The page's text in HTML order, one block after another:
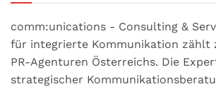
comm:unications - Consulting &
für integrierte Kommunikation zählt
PR-Agenturen Österreichs. Die
strategischer